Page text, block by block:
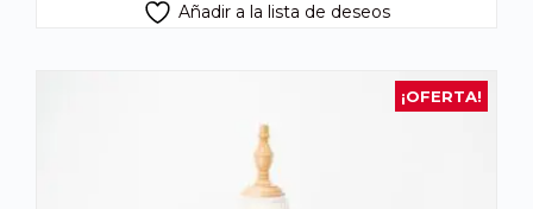
Añadir a la lista de deseos
¡OFERTA!